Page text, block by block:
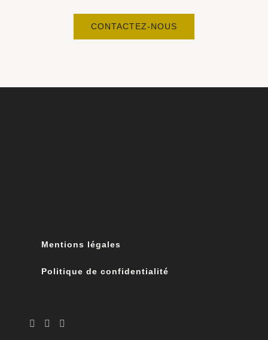
CONTACTEZ-NOUS
Mentions légales
Politique de confidentialité